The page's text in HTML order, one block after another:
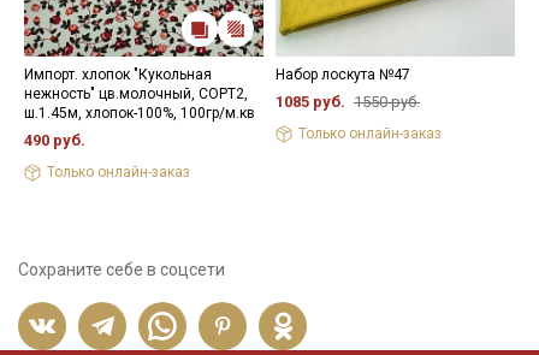
Импорт. хлопок "Кукольная
нежность" цв.молочный, СОРТ2,
ш.1.45м, хлопок-100%, 100гр/м.кв
490 руб.
Только онлайн-заказ
Набор лоскута №47
1085 руб. 1550 руб.
Только онлайн-заказ
Сохраните себе в соцсети